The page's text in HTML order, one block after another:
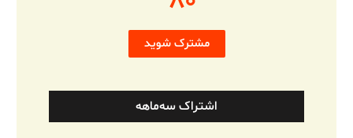
مشترک شوید
اشتراک سه‌ماهه